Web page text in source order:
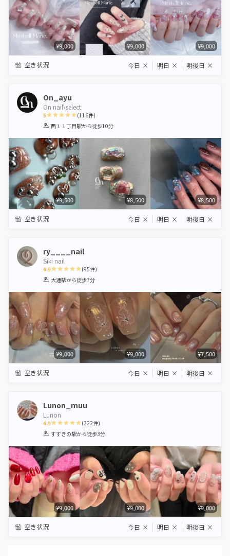
¥9,000 ¥9,000 ¥9,000
空き状況 今日 × 明日 × 明後日 ×
On_ayu
On nail\select
5
1 2 3 4 5
(116件)
西１１丁目駅から徒歩10分
¥9,500 ¥8,500 ¥8,500
空き状況 今日 × 明日 × 明後日 ×
ry____nail
Siki nail
4.9
1 2 3 4 5
(95件)
大通駅から徒歩7分
¥9,000 ¥9,000 ¥7,500
空き状況 今日 × 明日 × 明後日 ×
Lunon_muu
Lunon
4.9
1 2 3 4 5
(322件)
すすきの駅から徒歩3分
¥9,000 ¥9,000 ¥9,000
空き状況 今日 × 明日 × 明後日 ×